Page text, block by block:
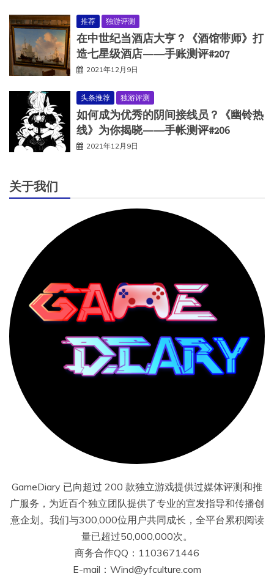
推荐 独游评测
在中世纪当酒店大亨？《酒馆带师》打
造七星级酒店——手账测评#207
2021年12月9日
头条推荐 独游评测
如何成为优秀的阴间接线员？《幽铃热
线》为你揭晓——手帐测评#206
2021年12月9日
关于我们
GameDiary 已向超过 200 款独立游戏提供过媒体评测和推
广服务，为近百个独立团队提供了专业的宣发指导和传播创
意企划。我们与300,000位用户共同成长，全平台累积阅读
量已超过50,000,000次。
商务合作QQ：1103671446
E-mail：Wind@yfculture.com